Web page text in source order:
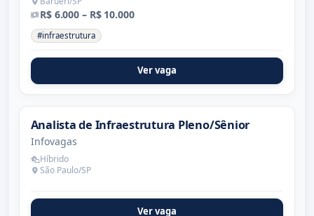
R$ 6.000 – R$ 10.000
#infraestrutura
Ver vaga
Analista de Infraestrutura Pleno/Sênior
Infovagas
Híbrido
São Paulo/SP
Ver vaga